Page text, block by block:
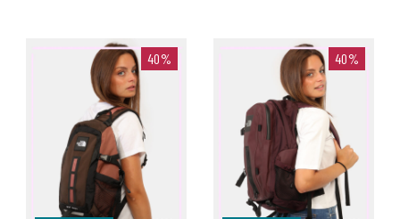
40% 40%